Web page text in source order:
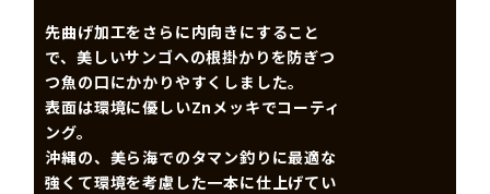
先曲げ加工をさらに内向きにすること
で、美しいサンゴへの根掛かりを防ぎつ
つ魚の口にかかりやすくしました。
表面は環境に優しいZnメッキでコーティ
ング。
沖縄の、美ら海でのタマン釣りに最適な
強くて環境を考慮した一本に仕上げてい